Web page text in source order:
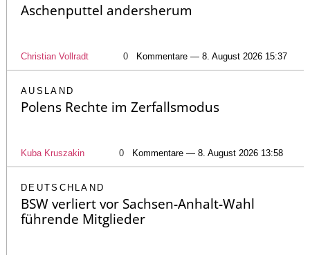
Aschenputtel andersherum
Christian Vollradt 0 Kommentare — 8. August 2026 15:37
AUSLAND
Polens Rechte im Zerfallsmodus
Kuba Kruszakin 0 Kommentare — 8. August 2026 13:58
DEUTSCHLAND
BSW verliert vor Sachsen-Anhalt-Wahl
führende Mitglieder